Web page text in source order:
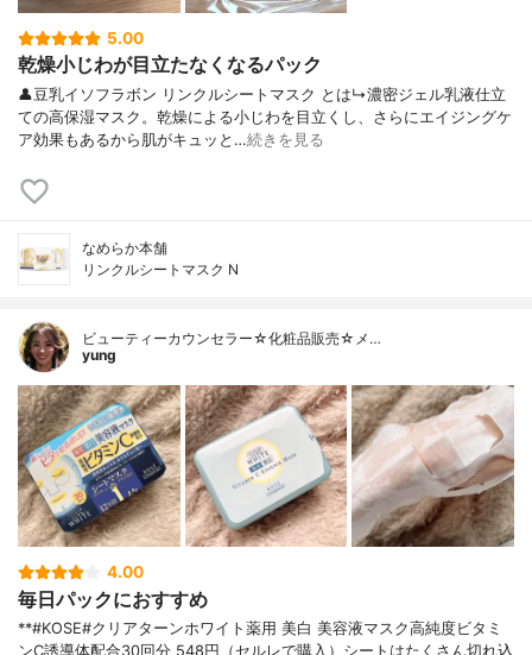
5.00
乾燥小じわが目立たなくなるパック
👤豆乳イソフラボン リンクルシートマスク とは↳濃密ジェル乳液仕立
ての高保湿マスク。乾燥による小じわを目立くし、さらにエイジングケ
ア効果もあるから肌がキュッと…続きを見る
なめらか本舗
リンクルシートマスク N
ビューティーカウンセラー☆化粧品販売☆メ…
yung
4.00
毎日パックにおすすめ
**#KOSE#クリアターンホワイト薬用 美白 美容液マスク高純度ビタミ
ンC誘導体配合⁡30回分 548円（セルレで購入）⁡シートはたくさん切れ込